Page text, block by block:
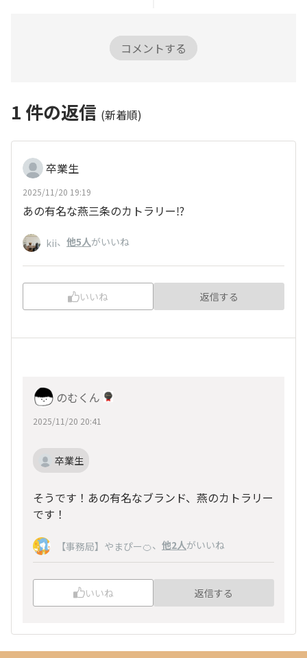
コメントする
1 件の返信 (新着順)
卒業生
2025/11/20 19:19
あの有名な燕三条のカトラリー⁉️
kii、 他5人がいいね
いいね 返信する
のむくん
2025/11/20 20:41
卒業生
そうです！あの有名なブランド、燕のカトラリー
です！
【事務局】やまぴー🍊、 他2人がいいね
いいね 返信する